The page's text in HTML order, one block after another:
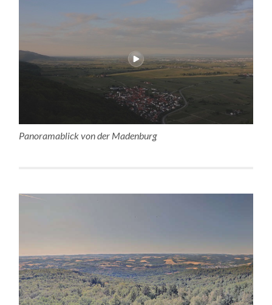
Panoramablick von der Madenburg